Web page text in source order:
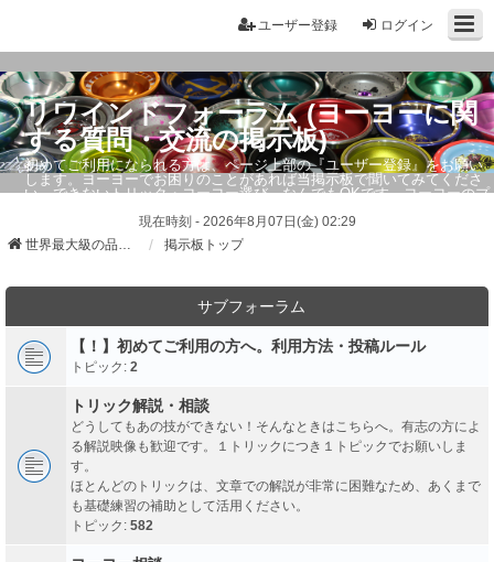
ログイン
ユーザー登録
リワインドフォーラム (ヨーヨーに関
する質問・交流の掲示板)
初めてご利用になられる方は、ページ上部の『ユーザー登録』をお願い
します。ヨーヨーでお困りのことがあれば当掲示板で聞いてみてくださ
い。できないトリック・ヨーヨー選び、なんでもOKです。ヨーヨーのプ
現在時刻 - 2026年8月07日(金) 02:29
世界最大級の品ぞろえ ヨーヨーストア「リワインド」
掲示板トップ
サブフォーラム
【！】初めてご利用の方へ。利用方法・投稿ルール
トピック: 2
トリック解説・相談
どうしてもあの技ができない！そんなときはこちらへ。有志の方によ
る解説映像も歓迎です。１トリックにつき１トピックでお願いしま
す。
ほとんどのトリックは、文章での解説が非常に困難なため、あくまで
も基礎練習の補助として活用ください。
トピック: 582